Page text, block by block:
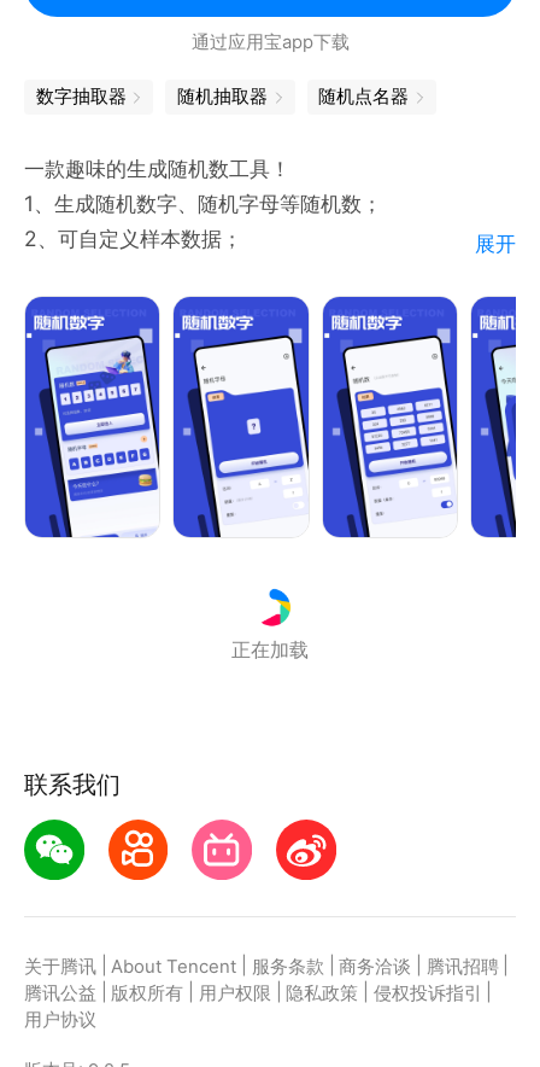
通过应用宝app下载
数字抽取器 随机抽取器 随机点名器
一款趣味的生成随机数工具！
1、生成随机数字、随机字母等随机数；
2、可自定义样本数据；
如果你还在因为一些小事做不了选择，快来试试吧！
展开
正在加载
联系我们
关于腾讯 About Tencent 服务条款 商务洽谈 腾讯招聘
腾讯公益
版权所有 用户权限 隐私政策 侵权投诉指引
用户协议